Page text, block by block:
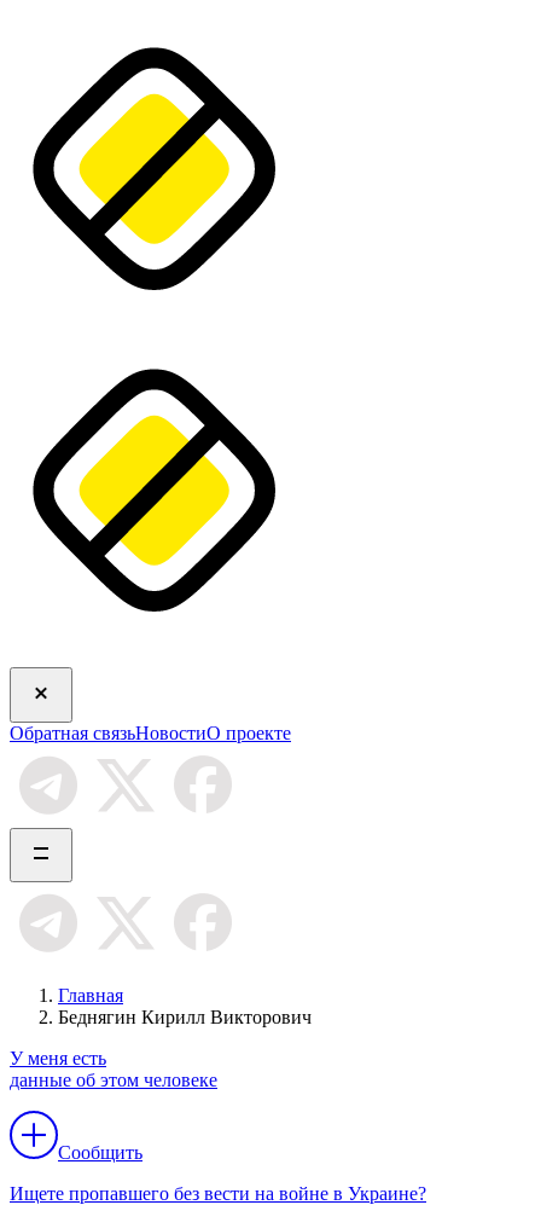
Обратная связьНовостиО проекте
Главная
Беднягин Кирилл Викторович
У меня есть
данные об этом человеке
Сообщить
Ищете пропавшего без вести на войне в Украине?